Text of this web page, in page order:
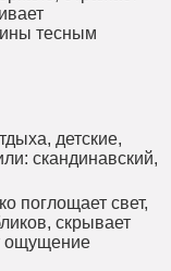
тесным
детские,
скандинавский,
поглощает свет,
скрывает
ощущение